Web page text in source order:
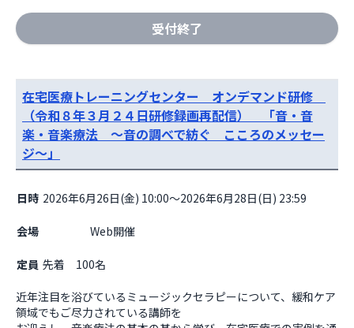
受付終了
在宅医療トレーニングセンター オンデマンド研修
（令和８年３月２４日研修録画再配信） 「音・音
楽・音楽療法 ～音の調べで紡ぐ こころのメッセー
ジ～」
日時 2026年6月26日(金) 10:00～2026年6月28日(日) 23:59
会場
定員 先着 100名
近年注目を浴びているミュージックセラピーについて、緩和ケア
領域でもご尽力されている講師を